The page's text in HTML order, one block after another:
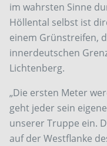
im wahrsten Sinne
Höllental selbst ist
einem Grünstreifen,
innerdeutschen
Lichtenberg.
„Die ersten Meter
geht jeder sein
unserer Truppe ein.
auf der Westflanke